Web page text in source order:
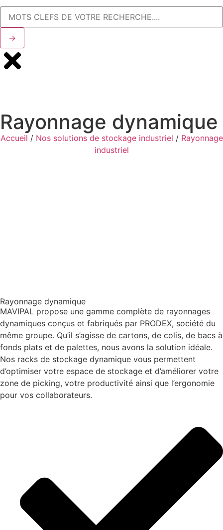
→
Rayonnage dynamique
Accueil / Nos solutions de stockage industriel / Rayonnage
industriel
Rayonnage dynamique
MAVIPAL propose une gamme complète de rayonnages
dynamiques conçus et fabriqués par PRODEX, société du
même groupe. Qu’il s’agisse de cartons, de colis, de bacs à
fonds plats et de palettes, nous avons la solution idéale.
Nos racks de stockage dynamique vous permettent
d’optimiser votre espace de stockage et d’améliorer votre
zone de picking, votre productivité ainsi que l’ergonomie
pour vos collaborateurs.